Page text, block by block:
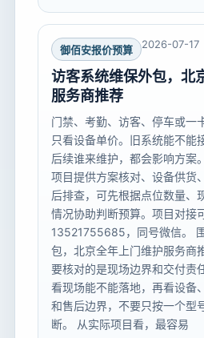
御佰安报价预算 2026-07-17
访客系统维保外包，北
服务商推荐
门禁、考勤、访客、停车或一
只看设备单价。旧系统能不能
后续谁来维护，都会影响方案
项目提供方案核对、设备供货
后排查，可先根据点位数量、
情况协助判断预算。项目对接
13521755685，同号微信。
包，北京全年上门维护服务商
要核对的是现场边界和交付责
看现场能不能落地，再看设备
和售后边界，不要只按一个型
断。 从实际项目看，最容易